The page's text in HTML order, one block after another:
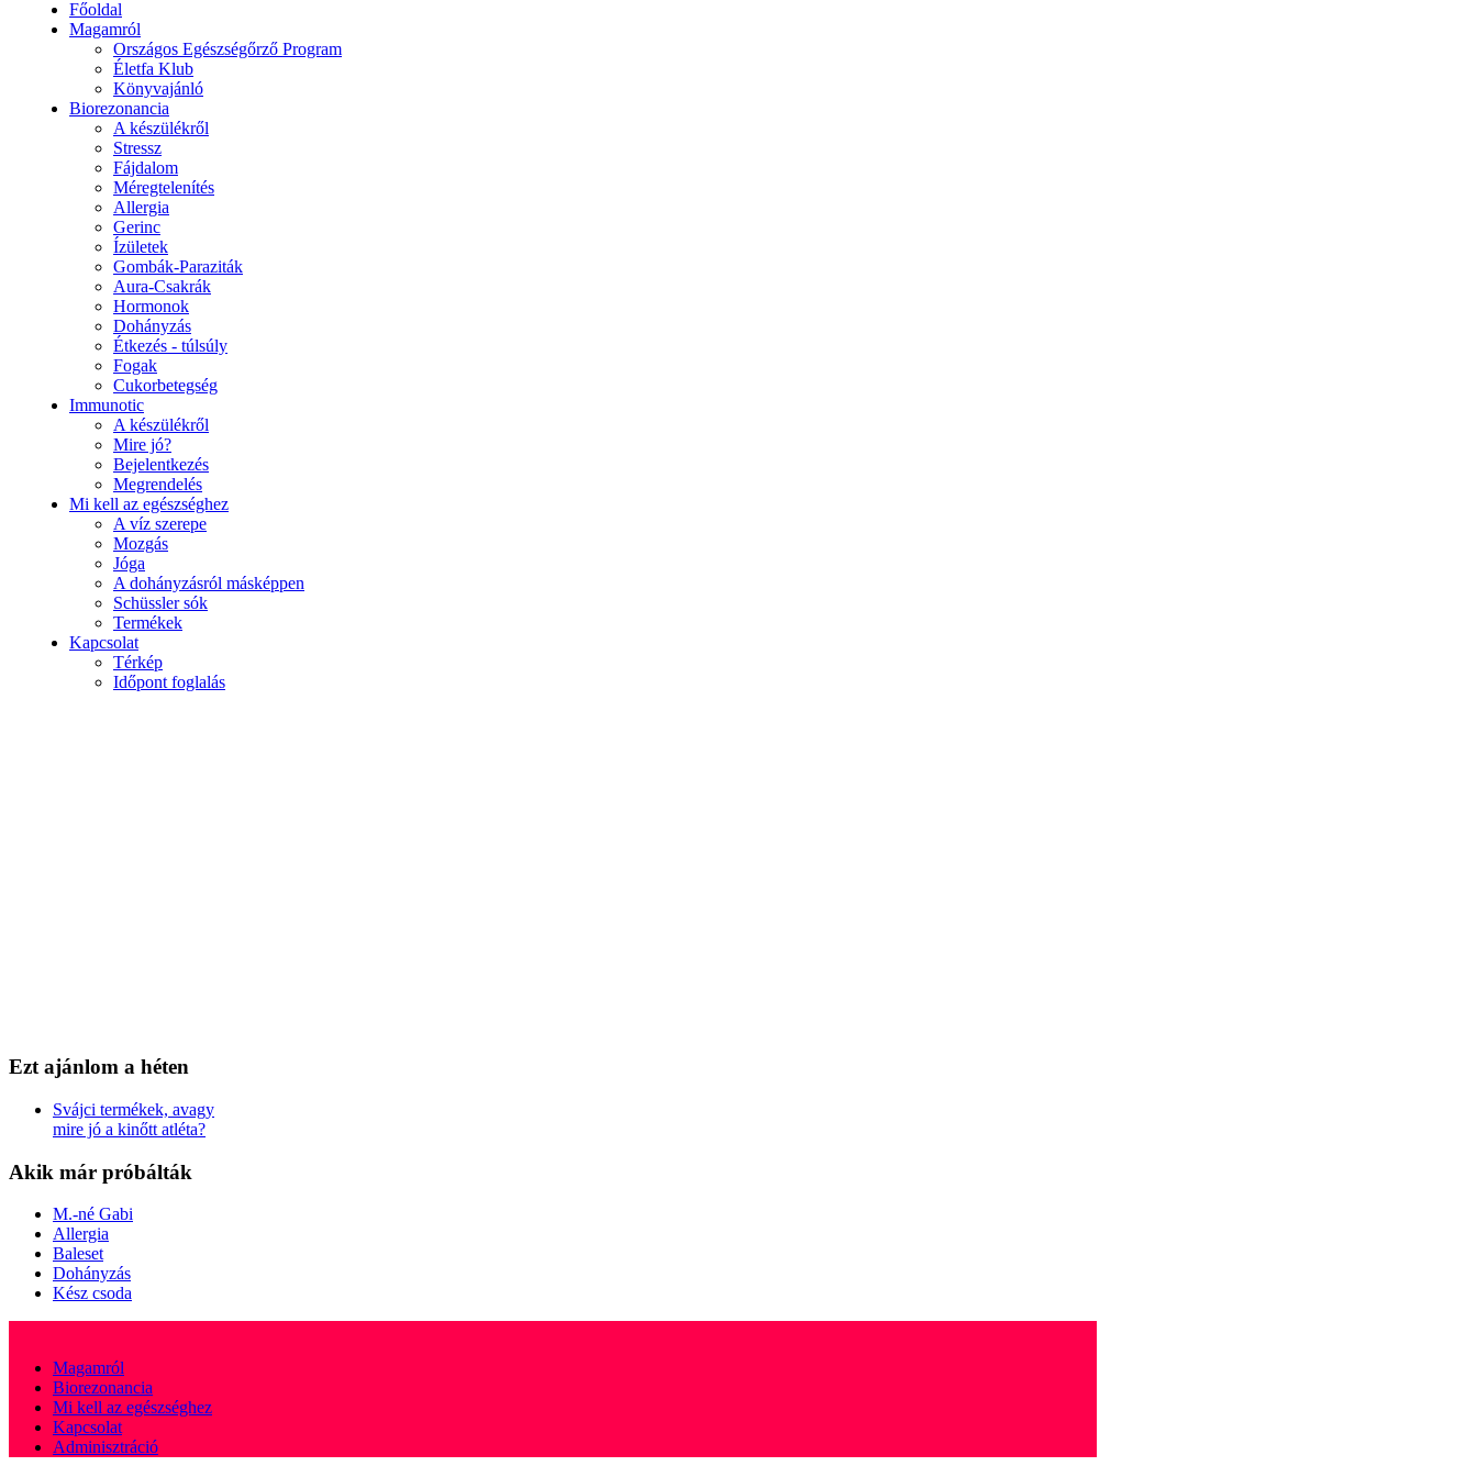
Főoldal
Magamról
Országos Egészségőrző Program
Életfa Klub
Könyvajánló
Biorezonancia
A készülékről
Stressz
Fájdalom
Méregtelenítés
Allergia
Gerinc
Ízületek
Gombák-Paraziták
Aura-Csakrák
Hormonok
Dohányzás
Étkezés - túlsúly
Fogak
Cukorbetegség
Immunotic
A készülékről
Mire jó?
Bejelentkezés
Megrendelés
Mi kell az egészséghez
A víz szerepe
Mozgás
Jóga
A dohányzásról másképpen
Schüssler sók
Termékek
Kapcsolat
Térkép
Időpont foglalás
Ezt ajánlom a héten
Svájci termékek, avagy
mire jó a kinőtt atléta?
Akik már próbálták
M.-né Gabi
Allergia
Baleset
Dohányzás
Kész csoda
Magamról
Biorezonancia
Mi kell az egészséghez
Kapcsolat
Adminisztráció